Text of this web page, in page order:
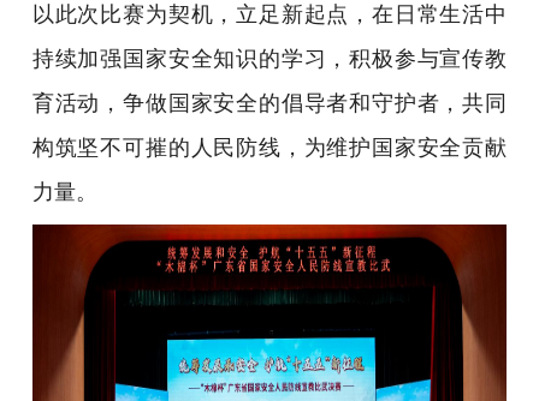
以此次比赛为契机，立足新起点，在日常生活中
持续加强国家安全知识的学习，积极参与宣传教
育活动，争做国家安全的倡导者和守护者，共同
构筑坚不可摧的人民防线，为维护国家安全贡献
力量。